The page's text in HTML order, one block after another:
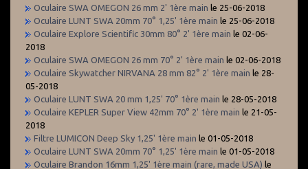
Oculaire SWA OMEGON 26 mm 2' 1ère main le 25-06-2018
Oculaire LUNT SWA 20mm 70° 1,25' 1ère main le 25-06-2018
Oculaire Explore Scientific 30mm 80° 2' 1ère main le 02-06-
2018
Oculaire SWA OMEGON 26 mm 70° 2' 1ère main le 02-06-2018
Oculaire Skywatcher NIRVANA 28 mm 82° 2' 1ère main le 28-
05-2018
Oculaire LUNT SWA 20 mm 1,25' 70° 1ère main le 28-05-2018
Oculaire KEPLER Super View 42mm 70° 2' 1ère main le 21-05-
2018
Filtre LUMICON Deep Sky 1,25' 1ère main le 01-05-2018
Oculaire LUNT SWA 20mm 70° 1,25' 1ère main le 01-05-2018
Oculaire Brandon 16mm 1,25' 1ère main (rare, made USA) le